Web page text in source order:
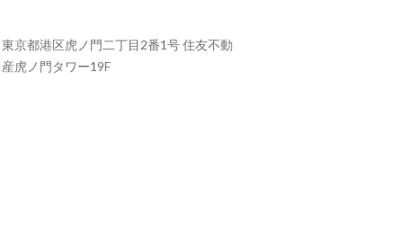
東京都港区虎ノ門二丁目2番1号 住友不動
産虎ノ門タワー19F